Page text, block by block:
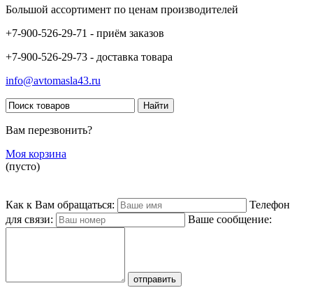
Большой ассортимент по ценам производителей
+7-900-526-29-71 - приём заказов
+7-900-526-29-73 - доставка товара
info@avtomasla43.ru
Вам перезвонить?
Моя корзина
(пусто)
Как к Вам обращаться:
Телефон
для связи:
Ваше сообщение: